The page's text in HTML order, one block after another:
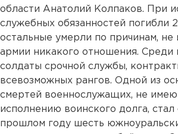
области Анатолий Колпаков. При
служебных обязанностей погибли
остальные умерли по причинам,
армии никакого отношения. Среди
солдаты срочной службы,
всевозможных рангов. Одной из
смертей военнослужащих, не
исполнению воинского долга, стал
прошлом году шесть